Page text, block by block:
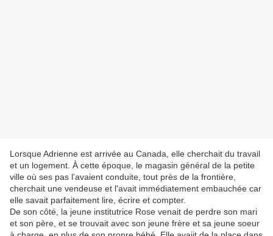
Lorsque Adrienne est arrivée au Canada, elle cherchait du travail
et un logement. À cette époque, le magasin général de la petite
ville où ses pas l'avaient conduite, tout près de la frontière,
cherchait une vendeuse et l'avait immédiatement embauchée car
elle savait parfaitement lire, écrire et compter.
De son côté, la jeune institutrice Rose venait de perdre son mari
et son père, et se trouvait avec son jeune frère et sa jeune soeur